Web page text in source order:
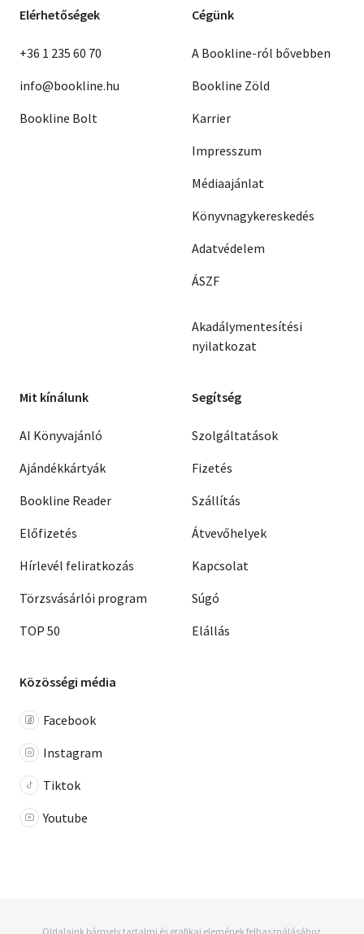
Elérhetőségek
+36 1 235 60 70
info@bookline.hu
Bookline Bolt
Cégünk
A Bookline-ról bővebben
Bookline Zöld
Karrier
Impresszum
Médiaajánlat
Könyvnagykereskedés
Adatvédelem
ÁSZF
Akadálymentesítési
nyilatkozat
Mit kínálunk
AI Könyvajánló
Ajándékkártyák
Bookline Reader
Előfizetés
Hírlevél feliratkozás
Törzsvásárlói program
TOP 50
Segítség
Szolgáltatások
Fizetés
Szállítás
Átvevőhelyek
Kapcsolat
Súgó
Elállás
Közösségi média
Facebook
Instagram
Tiktok
Youtube
Oldalaink bármely tartalmi és grafikai elemének felhasználásához